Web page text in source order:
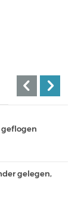
geflogen
gelegen,